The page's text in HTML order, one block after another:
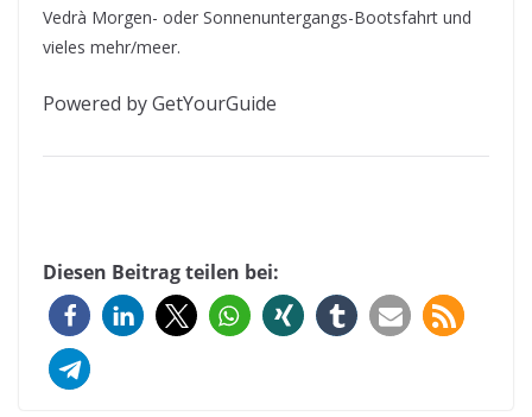
Vedrà Morgen- oder Sonnenuntergangs-Bootsfahrt und
vieles mehr/meer.
Powered by GetYourGuide
Diesen Beitrag teilen bei: